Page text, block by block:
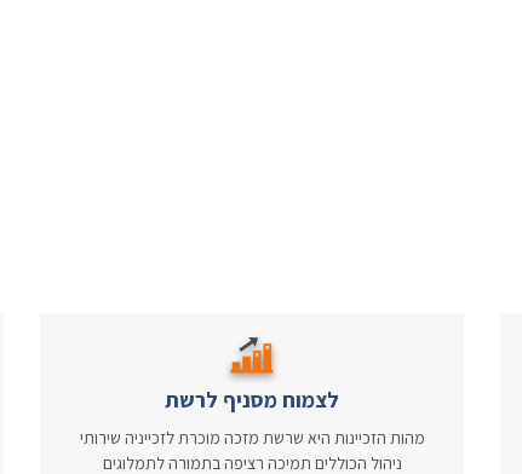
לצמוח מסניף לרשת
מהות הזכיינות היא שרשת מזכה מוכרת לזכייניה שירותי
ניהול הכוללים תמיכה רציפה בתמורה לתמלוגים